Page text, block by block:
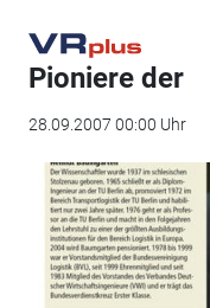
Pioniere der
28.09.2007 00:00 Uhr